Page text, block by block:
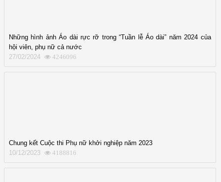
Những hình ảnh Áo dài rực rỡ trong “Tuần lễ Áo dài” năm 2024 của
hội viên, phụ nữ cả nước
27/02/2024
4246096
Chung kết Cuộc thi Phụ nữ khởi nghiệp năm 2023
10/12/2023
4188816